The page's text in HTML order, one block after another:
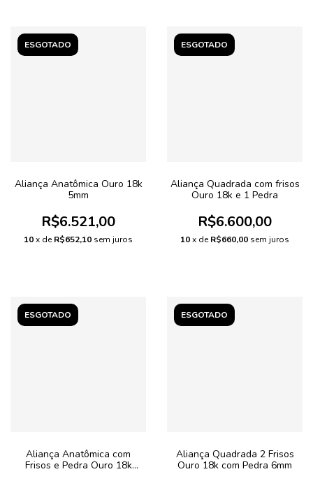
ESGOTADO
Aliança Anatômica Ouro 18k
5mm
R$6.521,00
10x deR$652,10 sem juros
ESGOTADO
Aliança Quadrada com frisos
Ouro 18k e 1 Pedra
R$6.600,00
10x deR$660,00 sem juros
ESGOTADO
Aliança Anatômica com
Frisos e Pedra Ouro 18k
ESGOTADO
Aliança Quadrada 2 Frisos
Ouro 18k com Pedra 6mm